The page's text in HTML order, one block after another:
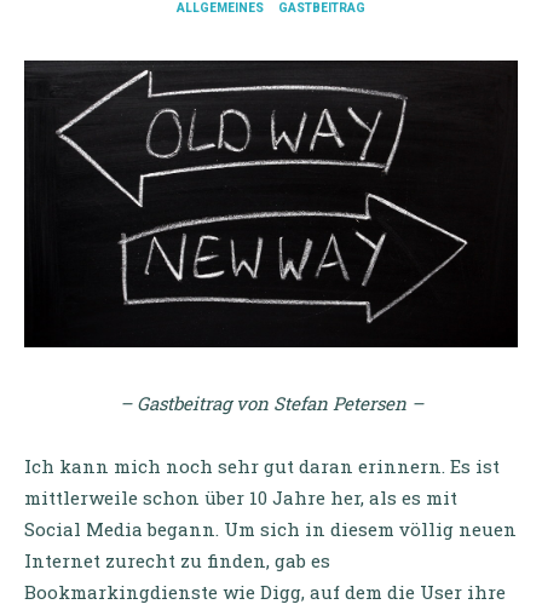
ALLGEMEINES
GASTBEITRAG
– Gastbeitrag von Stefan Petersen –
Ich kann mich noch sehr gut daran erinnern. Es ist
mittlerweile schon über 10 Jahre her, als es mit
Social Media begann. Um sich in diesem völlig neuen
Internet zurecht zu finden, gab es
Bookmarkingdienste wie Digg, auf dem die User ihre